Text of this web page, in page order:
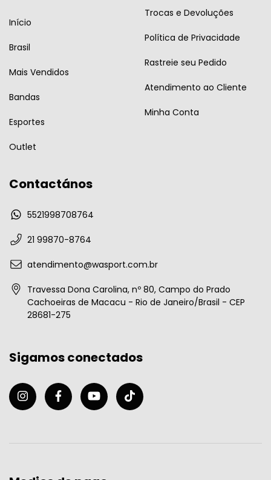
Início
Brasil
Mais Vendidos
Bandas
Esportes
Outlet
Trocas e Devoluções
Política de Privacidade
Rastreie seu Pedido
Atendimento ao Cliente
Minha Conta
Contactános
5521998708764
21 99870-8764
atendimento@wasport.com.br
Travessa Dona Carolina, nº 80, Campo do Prado
Cachoeiras de Macacu - Rio de Janeiro/Brasil - CEP
28681-275
Sigamos conectados